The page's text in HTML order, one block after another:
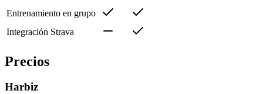
Entrenamiento en grupo
Integración Strava
Precios
Harbiz